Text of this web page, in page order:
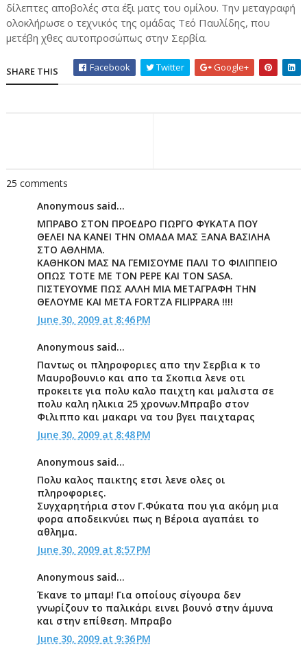
δίλεπτες αποβολές στα έξι ματς του ομίλου. Την μεταγραφή
ολοκλήρωσε ο τεχνικός της ομάδας Τεό Παυλίδης, που
μετέβη χθες αυτοπροσώπως στην Σερβία.
SHARE THIS Facebook Twitter Google+
25 comments
Anonymous said...
ΜΠΡΑΒΟ ΣΤΟΝ ΠΡΟΕΔΡΟ ΓΙΩΡΓΟ ΦΥΚΑΤΑ ΠΟΥ
ΘΕΛΕΙ ΝΑ ΚΑΝΕΙ ΤΗΝ ΟΜΑΔΑ ΜΑΣ ΞΑΝΑ ΒΑΣΙΛΗΑ
ΣΤΟ ΑΘΛΗΜΑ.
ΚΑΘΗΚΟΝ ΜΑΣ ΝΑ ΓΕΜΙΣΟΥΜΕ ΠΑΛΙ ΤΟ ΦΙΛΙΠΠΕΙΟ
ΟΠΩΣ ΤΟΤΕ ΜΕ ΤΟΝ PEPE KAI TON SASA.
ΠΙΣΤΕΥΟΥΜΕ ΠΩΣ ΑΛΛΗ ΜΙΑ ΜΕΤΑΓΡΑΦΗ ΤΗΝ
ΘΕΛΟΥΜΕ ΚΑΙ ΜΕΤΑ FORTZA FILIPPARA !!!!
June 30, 2009 at 8:46 PM
Anonymous said...
Παντως οι πληροφοριες απο την Σερβια κ το
Μαυροβουνιο και απο τα Σκοπια λενε οτι
προκειτε για πολυ καλο παιχτη και μαλιστα σε
πολυ καλη ηλικια 25 χρονων.Μπραβο στον
Φιλιππο και μακαρι να του βγει παιχταρας
June 30, 2009 at 8:48 PM
Anonymous said...
Πολυ καλος παικτης ετσι λενε ολες οι
πληροφοριες.
Συγχαρητήρια στον Γ.Φύκατα που για ακόμη μια
φορα αποδεικνύει πως η Βέροια αγαπάει το
αθλημα.
June 30, 2009 at 8:57 PM
Anonymous said...
Έκανε το μπαμ! Για οποίους σίγουρα δεν
γνωρίζουν το παλικάρι εινει βουνό στην άμυνα
και στην επίθεση. Μπραβο
June 30, 2009 at 9:36 PM